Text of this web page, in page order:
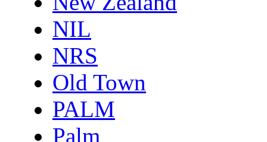
NIL
NRS
Old Town
PALM
Palm